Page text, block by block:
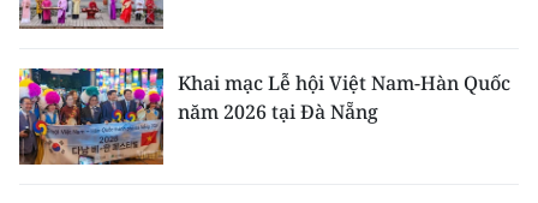
Khai mạc Lễ hội Việt Nam-Hàn Quốc
năm 2026 tại Đà Nẵng